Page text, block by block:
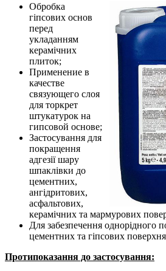
Обробка
гіпсових основ
перед
укладанням
керамічних
плиток;
Применение в
качестве
связующего слоя
для торкрет
штукатурок на
гипсовой основе;
Застосування для
покращення
адгезії шару
шпаклівки до
цементних,
ангідритових,
асфальтових,
керамічних та мармурових
Для забезпечення однорідного
цементних та гіпсових
Протипоказання до застосування: